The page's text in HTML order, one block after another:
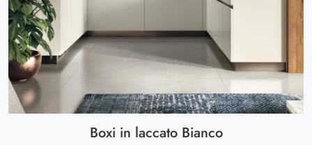
Boxi in laccato Bianco